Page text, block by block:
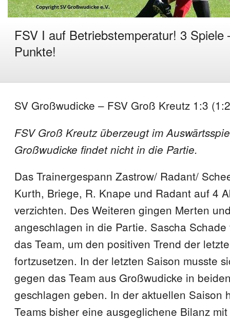
FSV I auf Betriebstemperatur! 3 Spiele
Punkte!
SV Großwudicke – FSV Groß Kreutz 1:3
FSV Groß Kreutz überzeugt im
Großwudicke findet nicht in die Partie.
Das Trainergespann Zastrow/ Radant/
Kurth, Briege, R. Knape und Radant auf 4
verzichten. Des Weiteren gingen Merten
angeschlagen in die Partie. Sascha Schade
das Team, um den positiven Trend der
fortzusetzen. In der letzten Saison musste
gegen das Team aus Großwudicke in
geschlagen geben. In der aktuellen Saison
Teams bisher eine ausgeglichene Bilanz